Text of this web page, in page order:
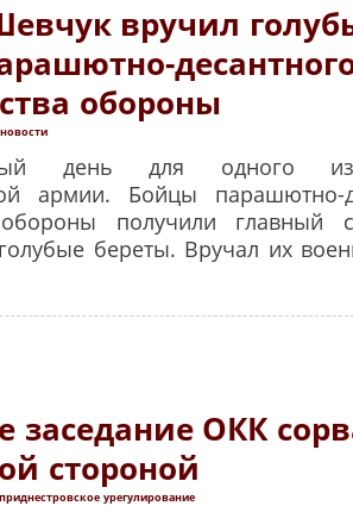
вручил
обороны
день для одного из
армии. Бойцы парашютно-
обороны получили главный
береты. Вручал их
заседание ОКК
стороной
урегулирование